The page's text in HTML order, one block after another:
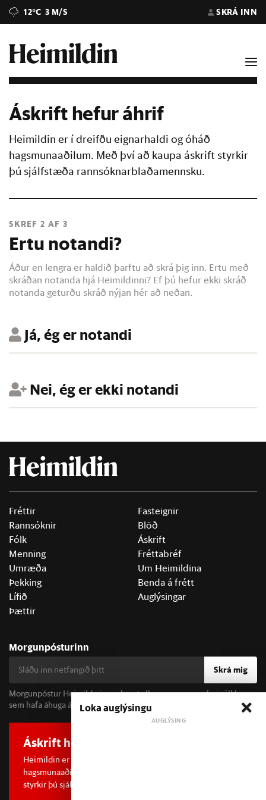
12°C 3 M/S SKRÁ INN
Áskrift hefur áhrif
Heimildin er í dreifðu eignarhaldi og óháð
hagsmunaaðilum. Með því að kaupa áskrift styrkir
þú sjálfstæða rannsóknarblaðamennsku.
SKREF 2 AF 3
Ertu notandi?
Áður en lengra er haldið þarftu að skrá þig inn. Ertu með
skráðan notanda hjá Heimildinni? Ef þú hefur ekki skráð
notanda geturðu skráð nýjan hér að neðan.
Já, ég er notandi
Nei, ég er ekki notandi
Fréttir
Rannsóknir
Fólk
Menning
Umræða
Þekking
Lífið
Þættir
Fasteignir
Blöð
Áskrift
Fréttabréf
Um Heimildina
Benda á frétt
Auglýsingar
Morgunpósturinn
Skrá mig
Morgunpóstur Heimildarinnar berst alla morgna og er fyrir öll þau
sem hafa áhuga á fréttum og þjóðfélagsumræðu.
Áskrift hefur áhrif
Heimildin er í dreifðu eignarhaldi og óháð
hagsmunaaðilum. Með því að kaupa áskrift að Heimildinni
styrkir þú sjálfstæða rannsóknarblaðamennsku.
Loka auglýsingu